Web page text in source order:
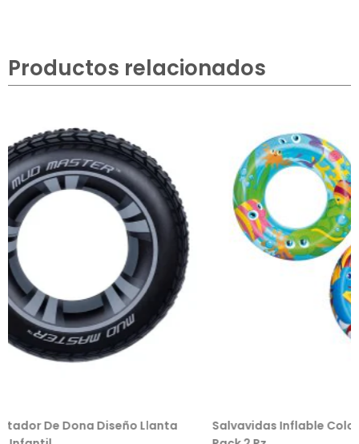
Productos relacionados
Diseño Llanta
Salvavidas Inflable Colores Para Niño/